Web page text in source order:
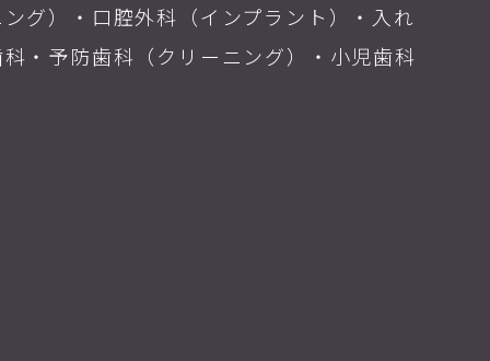
グ）・口腔外科（インプラント）・入れ
・予防歯科（クリーニング）・小児歯科